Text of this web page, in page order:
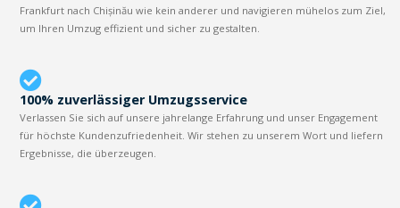
Frankfurt nach Chișinău wie kein anderer und navigieren mühelos zum Ziel,
um Ihren Umzug effizient und sicher zu gestalten.
100% zuverlässiger Umzugsservice
Verlassen Sie sich auf unsere jahrelange Erfahrung und unser Engagement
für höchste Kundenzufriedenheit. Wir stehen zu unserem Wort und liefern
Ergebnisse, die überzeugen.